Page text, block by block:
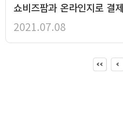
쇼비즈팜과 온라인지로 결
2021.07.08